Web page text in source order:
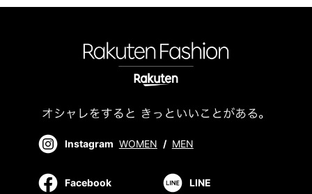
Instagram WOMEN / MEN
Facebook LINE